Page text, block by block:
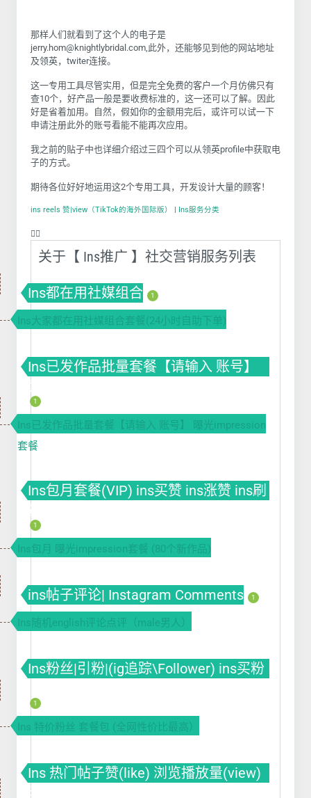
那样人们就看到了这个人的电子是
jerry.hom@knightlybridal.com,此外，还能够见到他的网站地址
及领英，twiter连接。
这一专用工具尽管实用，但是完全免费的客户一个月仿佛只有
查10个，好产品一般是要收费标准的，这一还可以了解。因此
好是省着加用。自然，假如你的金额用完后，或许可以试一下
申请注册此外的账号看能不能再次应用。
我之前的贴子中也详细介绍过三四个可以从领英profile中获取电
子的方式。
期待各位好好地运用这2个专用工具，开发设计大量的顾客！
ins reels 赞|view（TikTok的海外国际版） Ins服务分类
❤️‍🔥
关于【 Ins推广 】社交营销服务列表
Ins都在用社媒组合 1
Ins大家都在用社媒组合套餐(24小时自助下单)
Ins已发作品批量套餐【请输入 账号】
套餐(VIP) ins买赞 ins涨赞 ins刷赞
1
Ins已发作品批量套餐【请输入 账号】 曝光impression
套餐
Ins包月套餐(VIP) ins买赞 ins涨赞 ins刷
赞
1
Ins包月 曝光impression套餐 (80个新作品)
ins帖子评论| Instagram Comments 1
Ins随机english评论点评（male男人）
Ins粉丝|引粉|(ig追踪\Follower) ins买粉
1
Ins 特价粉丝 套餐包 (全网性价比最高）
Ins 热门帖子赞(like) 浏览播放量(view)
曝光(impression)